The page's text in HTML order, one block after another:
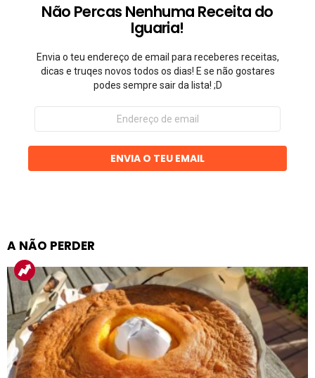
Não Percas Nenhuma Receita do
Iguaria!
Envia o teu endereço de email para receberes receitas,
dicas e truqes novos todos os dias! E se não gostares
podes sempre sair da lista! ;D
Endereço
email
ENVIA O TEU EMAIL
A NÃO PERDER